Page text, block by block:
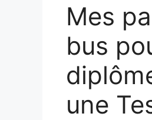
Mes
bus
une